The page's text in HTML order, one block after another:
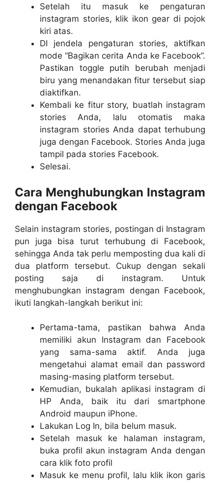
Setelah itu masuk ke pengaturan
instagram stories, klik ikon gear di pojok
kiri atas.
DI jendela pengaturan stories, aktifkan
mode “Bagikan cerita Anda ke Facebook”.
Pastikan toggle putih berubah menjadi
biru yang menandakan fitur tersebut siap
diaktifkan.
Kembali ke fitur story, buatlah instagram
stories Anda, lalu otomatis maka
instagram stories Anda dapat terhubung
juga dengan Facebook. Stories Anda juga
tampil pada stories Facebook.
Selesai.
Cara Menghubungkan Instagram
dengan Facebook
Selain instagram stories, postingan di Instagram
pun juga bisa turut terhubung di Facebook,
sehingga Anda tak perlu memposting dua kali di
dua platform tersebut. Cukup dengan sekali
posting saja di instagram. Untuk
menghubungkan instagram dengan Facebook,
ikuti langkah-langkah berikut ini:
Pertama-tama, pastikan bahwa Anda
memiliki akun Instagram dan Facebook
yang sama-sama aktif. Anda juga
mengetahui alamat email dan password
masing-masing platform tersebut.
Kemudian, bukalah aplikasi instagram di
HP Anda, baik itu dari smartphone
Android maupun iPhone.
Lakukan Log In, bila belum masuk.
Setelah masuk ke halaman instagram,
buka profil akun instagram Anda dengan
cara klik foto profil
Masuk ke menu profil, lalu klik ikon garis